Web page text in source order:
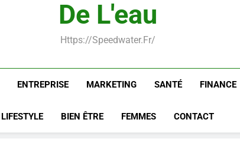
qu’il
faut
savoir
sur
les
solide
:
guide
et
conseils
pratiques
poids
rapidement
et
durable
qu’il
faut
savoir
sur
les
solide
:
guide
et
conseils
pratiques
du
poids
et
ce
qu’il
savoir
saignements
De L'eau
Https://speedwater.fr/
ENTREPRISE MARKETING SANTÉ FINANCE
LIFESTYLE BIEN ÊTRE FEMMES CONTACT